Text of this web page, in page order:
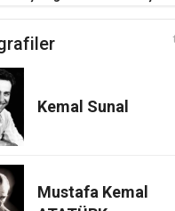
Kemal Sunal
Mustafa Kemal